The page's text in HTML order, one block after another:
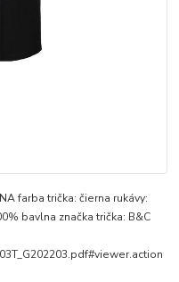
farba trička: čierna rukávy:
bavlna značka trička: B&C